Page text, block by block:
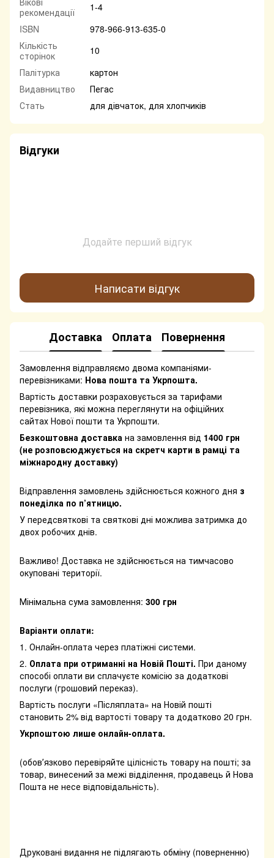
рекомендації
1-4
ISBN
978-966-913-635-0
Кількість
сторінок
10
Палітурка
картон
Видавництво
Пегас
Стать
для дівчаток, для хлопчиків
Відгуки
Додайте перший відгук
Написати відгук
Доставка Оплата Повернення
Замовлення відправляємо двома компаніями-
перевізниками: Нова пошта та Укрпошта.
Вартість доставки розраховується за тарифами
перевізника, які можна переглянути на офіційних
сайтах Нової пошти та Укрпошти.
Безкоштовна доставка на замовлення від 1400 грн
(не розповсюджується на скретч карти в рамці та
міжнародну доставку)
Відправлення замовлень здійснюється кожного дня з
понеділка по п’ятницю.
У передсвяткові та святкові дні можлива затримка до
двох робочих днів.
Важливо! Доставка не здійснюється на тимчасово
окуповані території.
Мінімальна сума замовлення: 300 грн
Варіанти оплати:
1. Онлайн-оплата через платіжні системи.
2. Оплата при отриманні на Новій Пошті. При даному
способі оплати ви сплачуєте комісію за додаткові
послуги (грошовий переказ).
Вартість послуги «Післяплата» на Новій пошті
становить 2% від вартості товару та додатково 20 грн.
Укрпоштою лише онлайн-оплата.
(обовʼязково перевіряйте цілісність товару на пошті; за
товар, винесений за межі відділення, продавець й Нова
Пошта не несе відповідальність).
Друковані видання не підлягають обміну (поверненню)